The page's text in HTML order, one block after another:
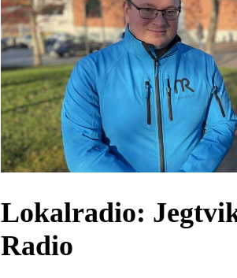
Lokalradio:
Radio